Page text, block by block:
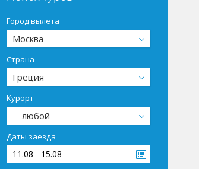
Город вылета
Москва
Страна
Греция
Курорт
-- любой --
Даты заезда
11.08 - 15.08